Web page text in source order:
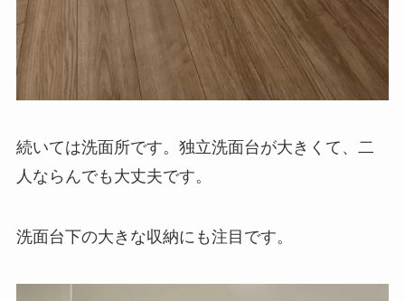
続いては洗面所です。独立洗面台が大きくて、二
人ならんでも大丈夫です。
洗面台下の大きな収納にも注目です。